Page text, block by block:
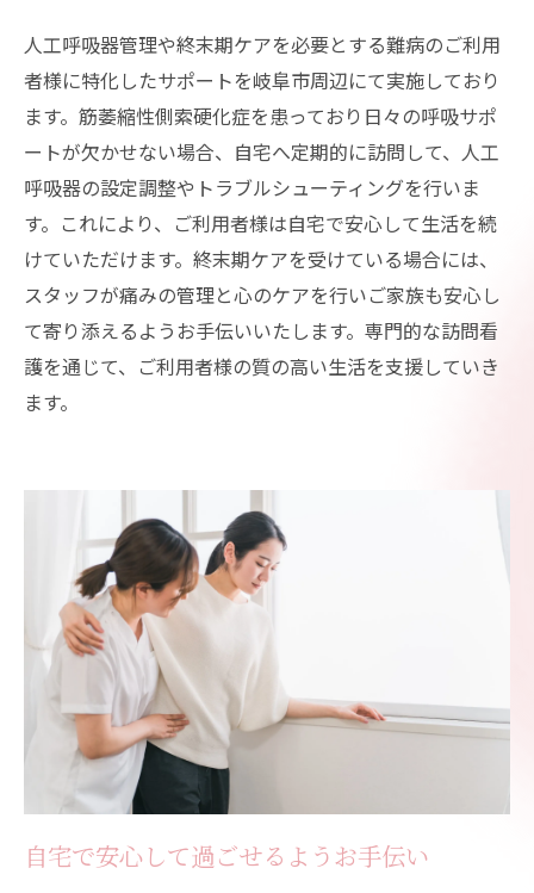
人工呼吸器管理や終末期ケアを必要とする難病のご利用
者様に特化したサポートを岐阜市周辺にて実施しており
ます。筋萎縮性側索硬化症を患っており日々の呼吸サポ
ートが欠かせない場合、自宅へ定期的に訪問して、人工
呼吸器の設定調整やトラブルシューティングを行いま
す。これにより、ご利用者様は自宅で安心して生活を続
けていただけます。終末期ケアを受けている場合には、
スタッフが痛みの管理と心のケアを行いご家族も安心し
て寄り添えるようお手伝いいたします。専門的な訪問看
護を通じて、ご利用者様の質の高い生活を支援していき
ます。
自宅で安心して過ごせるようお手伝い